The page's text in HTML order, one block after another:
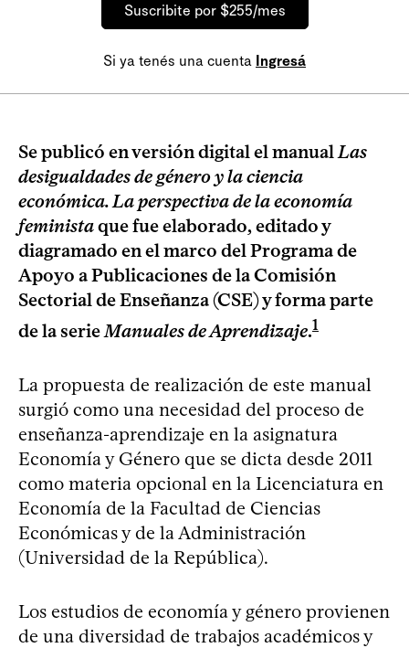
Suscribite por $255/mes
Si ya tenés una cuenta Ingresá
Se publicó en versión digital el manualLas
desigualdades de género y la ciencia
económica. La perspectiva de la economía
feministaque fue elaborado, editado y
diagramado en el marco del Programa de
Apoyo a Publicaciones de la Comisión
Sectorial de Enseñanza (CSE) y forma parte
de la serie Manuales de Aprendizaje.1
La propuesta de realización de este manual
surgió como una necesidad del proceso de
enseñanza-aprendizaje en la asignatura
Economía y Género que se dicta desde 2011
como materia opcional en la Licenciatura en
Economía de la Facultad de Ciencias
Económicas y de la Administración
(Universidad de la República).
Los estudios de economía y género provienen
de una diversidad de trabajos académicos y